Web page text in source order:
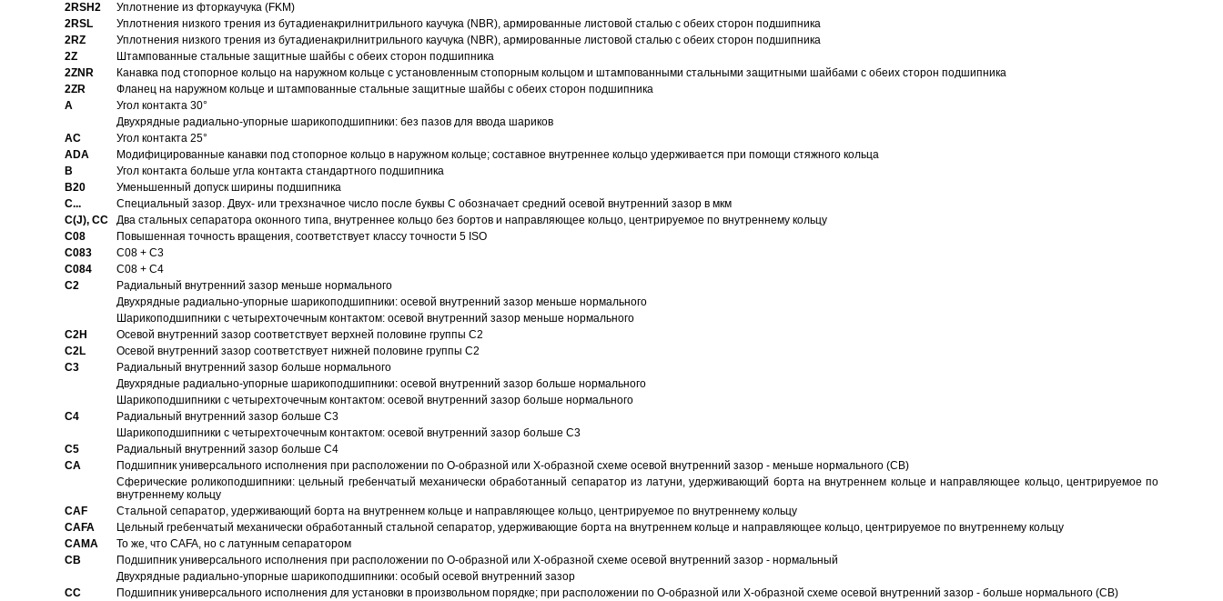
2RSH2
Уплотнение из фторкаучука (FKM)
2RSL
Уплотнения низкого трения из бутадиенакрилнитрильного каучука (NBR), армированные листовой сталью с обеих сторон подшипника
2RZ
Уплотнения низкого трения из бутадиенакрилнитрильного каучука (NBR), армированные листовой сталью с обеих сторон подшипника
2Z
Штампованные стальные защитные шайбы с обеих сторон подшипника
2ZNR
Канавка под стопорное кольцо на наружном кольце с установленным стопорным кольцом и штампованными стальными защитными шайбами с обеих сторон подшипника
2ZR
Фланец на наружном кольце и штампованные стальные защитные шайбы с обеих сторон подшипника
A
Угол контакта 30°
Двухрядные радиально-упорные шарикоподшипники: без пазов для ввода шариков
AC
Угол контакта 25°
ADA
Модифицированные канавки под стопорное кольцо в наружном кольце; составное внутреннее кольцо удерживается при помощи стяжного кольца
B
Угол контакта больше угла контакта стандартного подшипника
B20
Уменьшенный допуск ширины подшипника
C...
Специальный зазор. Двух- или трехзначное число после буквы С обозначает средний осевой внутренний зазор в мкм
C(J), CC
Два стальных сепаратора оконного типа, внутреннее кольцо без бортов и направляющее кольцо, центрируемое по внутреннему кольцу
C08
Повышенная точность вращения, соответствует классу точности 5 ISO
C083
C08 + C3
C084
C08 + C4
C2
Pадиальный внутренний зазор меньше нормального
Двухрядные радиально-упорные шарикоподшипники: осевой внутренний зазор меньше нормального
Шарикоподшипники с четырехточечным контактом: осевой внутренний зазор меньше нормального
C2H
Осевой внутренний зазор соответствует верхней половине группы C2
C2L
Осевой внутренний зазор соответствует нижней половине группы C2
C3
Pадиальный внутренний зазор больше нормального
Двухрядные радиально-упорные шарикоподшипники: осевой внутренний зазор больше нормального
Шарикоподшипники с четырехточечным контактом: осевой внутренний зазор больше нормального
C4
Pадиальный внутренний зазор больше C3
Шарикоподшипники с четырехточечным контактом: осевой внутренний зазор больше C3
C5
Pадиальный внутренний зазор больше C4
CA
Подшипник универсального исполнения при расположении по О-образной или Х-образной схеме осевой внутренний зазор - меньше нормального (CB)
Сферические роликоподшипники: цельный гребенчатый механически обработанный сепаратор из латуни, удерживающий борта на внутреннем кольце и направляющее кольцо, центрируемое по
внутреннему кольцу
CAF
Стальной сепаратор, удерживающий борта на внутреннем кольце и направляющее кольцо, центрируемое по внутреннему кольцу
CAFA
Цельный гребенчатый механически обработанный стальной сепаратор, удерживающие борта на внутреннем кольце и направляющее кольцо, центрируемое по внутреннему кольцу
CAMA
То же, что CAFA, но с латунным сепаратором
CB
Подшипник универсального исполнения при расположении по О-образной или Х-образной схеме осевой внутренний зазор - нормальный
Двухрядные радиально-упорные шарикоподшипники: особый осевой внутренний зазор
CC
Подшипник универсального исполнения для установки в произвольном порядке; при расположении по О-образной или Х-образной схеме осевой внутренний зазор - больше нормального (CB)